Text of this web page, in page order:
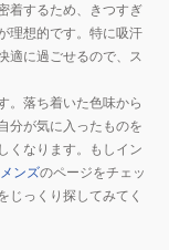
着するため、きつすぎ
理想的です。特に吸汗
適に過ごせるので、ス
。落ち着いた色味から
分が気に入ったものを
くなります。もしイン
ンズのページをチェッ
じっくり探してみてく